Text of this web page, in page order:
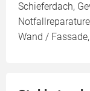
Schieferdach,
Wand /